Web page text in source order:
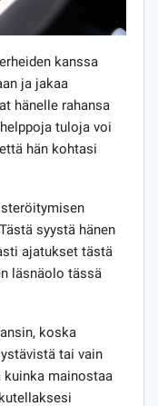
kanssa
ja jakaa
hänelle rahansa
tuloja voi
hän kohtasi
syystä hänen
ajatukset tästä
läsnäolo tässä
koska
tai vain
mainostaa